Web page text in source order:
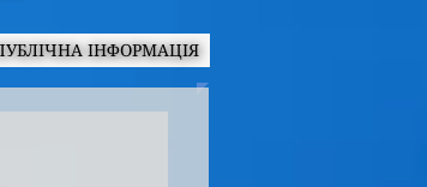
ІНФОРМАЦІЯ